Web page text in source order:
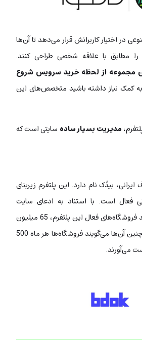
در اختیار کاربرانش قرار می‌دهد تا آن‌ها
را مطابق با علاقه شخصی طراحی کنند.
مجموعه از لحظه خرید سرویس شروع
کمک نیاز داشته باشید متخصص‌های این
مدیریت بسیار ساده سایتی است که
بیدُک نام دارد. این پلتفرم زیربنای
فعال است. با استناد به ادعای سایت
مجموعه، میانگین درآمد فروشگاه‌های فعال این پلتفرم، 65 میلیون
تومان در ماه است. همچنین آن‌ها می‌گویند فروشگاه‌ها هر ماه 500
می‌آورند.